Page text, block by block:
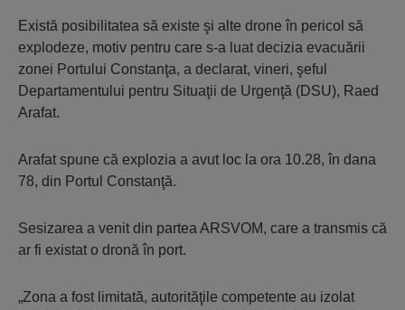
Există posibilitatea să existe şi alte drone în pericol să
explodeze, motiv pentru care s-a luat decizia evacuării
zonei Portului Constanţa, a declarat, vineri, şeful
Departamentului pentru Situaţii de Urgenţă (DSU), Raed
Arafat.
Arafat spune că explozia a avut loc la ora 10.28, în dana
78, din Portul Constanţă.
Sesizarea a venit din partea ARSVOM, care a transmis că
ar fi existat o dronă în port.
„Zona a fost limitată, autorităţile competente au izolat